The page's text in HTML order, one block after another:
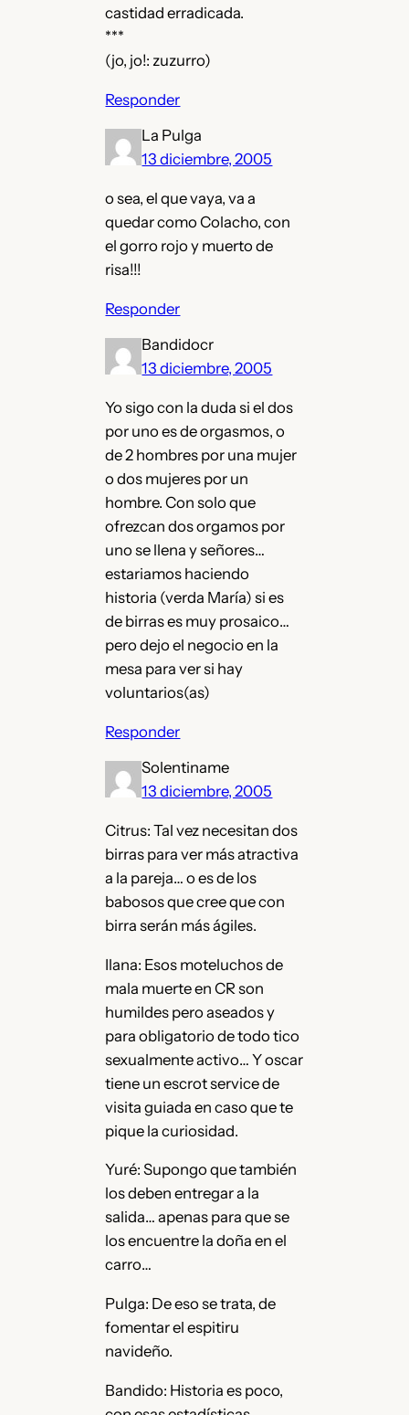
castidad erradicada.
***
(jo, jo!: zuzurro)
Responder
La Pulga
13 diciembre, 2005
o sea, el que vaya, va a
quedar como Colacho, con
el gorro rojo y muerto de
risa!!!
Responder
Bandidocr
13 diciembre, 2005
Yo sigo con la duda si el dos
por uno es de orgasmos, o
de 2 hombres por una mujer
o dos mujeres por un
hombre. Con solo que
ofrezcan dos orgamos por
uno se llena y señores…
estariamos haciendo
historia (verda María) si es
de birras es muy prosaico…
pero dejo el negocio en la
mesa para ver si hay
voluntarios(as)
Responder
Solentiname
13 diciembre, 2005
Citrus: Tal vez necesitan dos
birras para ver más atractiva
a la pareja… o es de los
babosos que cree que con
birra serán más ágiles.
Ilana: Esos moteluchos de
mala muerte en CR son
humildes pero aseados y
para obligatorio de todo tico
sexualmente activo… Y oscar
tiene un escrot service de
visita guiada en caso que te
pique la curiosidad.
Yuré: Supongo que también
los deben entregar a la
salida… apenas para que se
los encuentre la doña en el
carro…
Pulga: De eso se trata, de
fomentar el espitiru
navideño.
Bandido: Historia es poco,